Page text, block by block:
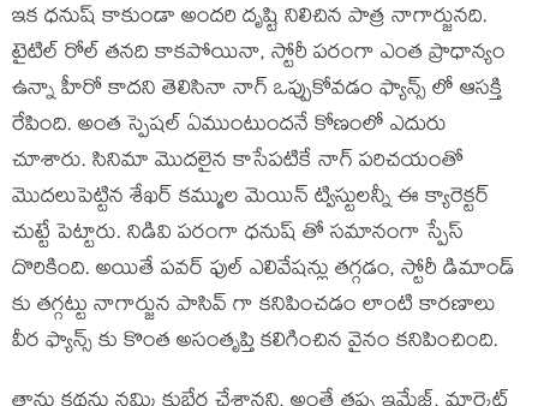
ఇక ధనుష్ కాకుండా అందరి దృష్టి నిలిచిన పాత్ర నాగార్జునది.
టైటిల్ రోల్ తనది కాకపోయినా, స్టోరీ పరంగా ఎంత ప్రాధాన్యం
ఉన్నా హీరో కాదని తెలిసినా నాగ్ ఒప్పుకోవడం ఫ్యాన్స్ లో ఆసక్తి
రేపింది. అంత స్పెషల్ ఏముంటుందనే కోణంలో ఎదురు
చూశారు. సినిమా మొదలైన కాసేపటికే నాగ్ పరిచయంతో
మొదలుపెట్టిన శేఖర్ కమ్ముల మెయిన్ ట్విస్టులన్నీ ఈ క్యారెక్టర్
చుట్టే పెట్టారు. నిడివి పరంగా ధనుష్ తో సమానంగా స్పేస్
దొరికింది. అయితే పవర్ ఫుల్ ఎలివేషన్లు తగ్గడం, స్టోరీ డిమాండ్
కు తగ్గట్టు నాగార్జున పాసివ్ గా కనిపించడం లాంటి కారణాలు
వీర ఫ్యాన్స్ కు కొంత అసంతృప్తి కలిగించిన వైనం కనిపించింది.